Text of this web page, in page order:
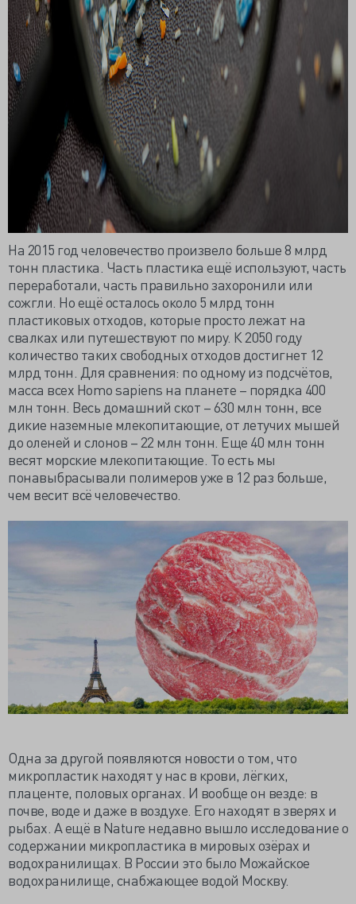
На 2015 год человечество произвело больше 8 млрд
тонн пластика. Часть пластика ещё используют, часть
переработали, часть правильно захоронили или
сожгли. Но ещё осталось около 5 млрд тонн
пластиковых отходов, которые просто лежат на
свалках или путешествуют по миру. К 2050 году
количество таких свободных отходов достигнет 12
млрд тонн. Для сравнения: по одному из подсчётов,
масса всех Homo sapiens на планете – порядка 400
млн тонн. Весь домашний скот – 630 млн тонн, все
дикие наземные млекопитающие, от летучих мышей
до оленей и слонов – 22 млн тонн. Еще 40 млн тонн
весят морские млекопитающие. То есть мы
понавыбрасывали полимеров уже в 12 раз больше,
чем весит всё человечество.
Одна за другой появляются новости о том, что
микропластик находят у нас в крови, лёгких,
плаценте, половых органах. И вообще он везде: в
почве, воде и даже в воздухе. Его находят в зверях и
рыбах. А ещё в Nature недавно вышло исследование о
содержании микропластика в мировых озёрах и
водохранилищах. В России это было Можайское
водохранилище, снабжающее водой Москву.